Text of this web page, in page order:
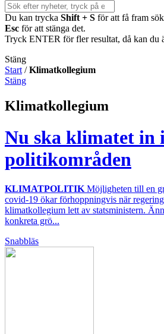
Du kan trycka Shift + S för att få fram
Esc för att stänga det.
Tryck ENTER för fler resultat, då kan du
Stäng
Start /Klimatkollegium
Stäng
Klimatkollegium
Nu ska klimatet in
politikområden
KLIMATPOLITIK Möjligheten till en
covid-19 ökar förhoppningvis när
klimatkollegium lett av statsministern.
konkreta grö...
Snabbläs